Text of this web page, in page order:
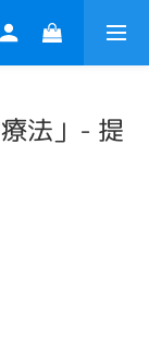
法」- 提